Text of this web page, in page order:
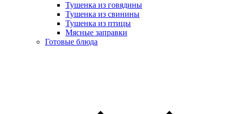
Тушенка из говядины
Тушенка из свинины
Тушенка из птицы
Мясные заправки
Готовые блюда